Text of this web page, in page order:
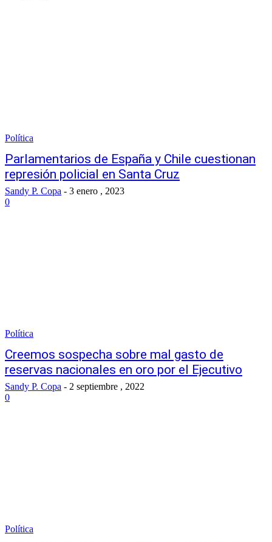
Política
Parlamentarios de España y Chile cuestionan
represión policial en Santa Cruz
Sandy P. Copa - 3 enero , 2023
0
Política
Creemos sospecha sobre mal gasto de
reservas nacionales en oro por el Ejecutivo
Sandy P. Copa - 2 septiembre , 2022
0
Política